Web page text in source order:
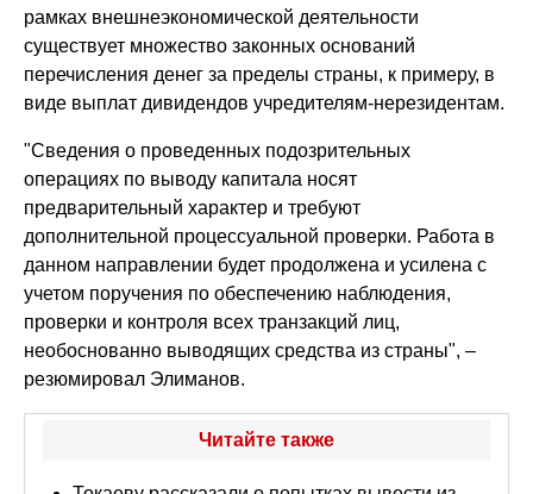
рамках внешнеэкономической деятельности
существует множество законных оснований
перечисления денег за пределы страны, к примеру, в
виде выплат дивидендов учредителям-нерезидентам.
"Сведения о проведенных подозрительных
операциях по выводу капитала носят
предварительный характер и требуют
дополнительной процессуальной проверки. Работа в
данном направлении будет продолжена и усилена с
учетом поручения по обеспечению наблюдения,
проверки и контроля всех транзакций лиц,
необоснованно выводящих средства из страны", –
резюмировал Элиманов.
Читайте также